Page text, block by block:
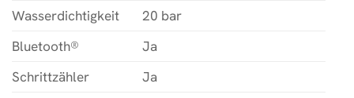
Wasserdichtigkeit
20 bar
Bluetooth®
Ja
Schrittzähler
Ja